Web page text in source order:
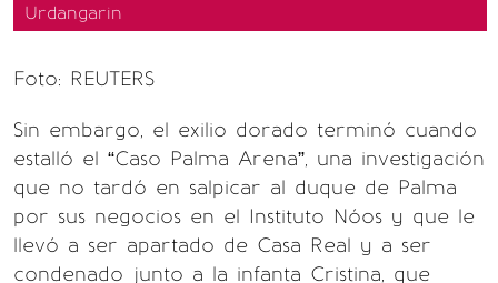
Urdangarin
Foto: REUTERS
Sin embargo, el exilio dorado terminó cuando
estalló el “Caso Palma Arena”, una investigación
que no tardó en salpicar al duque de Palma
por sus negocios en el Instituto Nóos y que le
llevó a ser apartado de Casa Real y a ser
condenado junto a la infanta Cristina, que